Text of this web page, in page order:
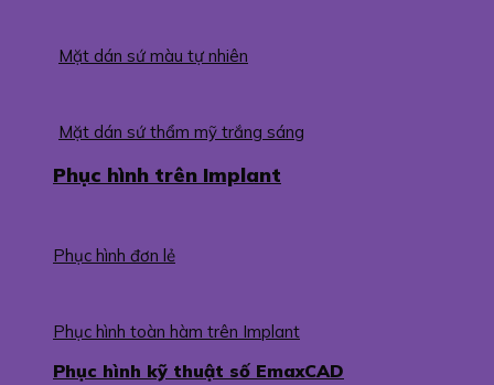
Mặt dán sứ màu tự nhiên
Mặt dán sứ thẩm mỹ trắng sáng
Phục hình trên Implant
Phục hình đơn lẻ
Phục hình toàn hàm trên Implant
Phục hình kỹ thuật số EmaxCAD